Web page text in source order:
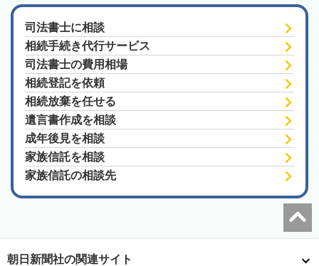
司法書士に相談
相続手続き代行サービス
司法書士の費用相場
相続登記を依頼
相続放棄を任せる
遺言書作成を相談
成年後見を相談
家族信託を相談
家族信託の相談先
朝日新聞社の関連サイト